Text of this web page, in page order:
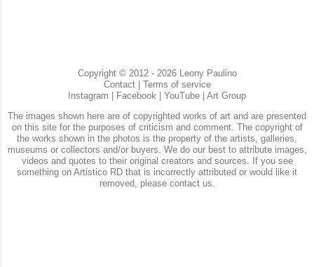
Copyright © 2012 - 2026 Leony Paulino
Contact| Terms of service
Instagram
Facebook YouTube
Art Group
The images shown here are of copyrighted works of art and are presented
on this site for the purposes of criticism and comment. The copyright of
the works shown in the photos is the property of the artists, galleries,
museums or collectors and/or buyers. We do our best to attribute images,
videos and quotes to their original creators and sources. If you see
something on Artistico RD that is incorrectly attributed or would like it
removed, please contact us.